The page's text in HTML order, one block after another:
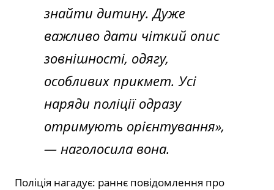
знайти дитину. Дуже
важливо дати чіткий опис
зовнішності, одягу,
особливих прикмет. Усі
наряди поліції одразу
отримують орієнтування»,
— наголосила вона.
Поліція нагадує: раннє повідомлення про